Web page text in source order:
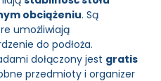
obciążeniu. Są
umożliwiają
do podłoża.
dołączony jest gratis
przedmioty i organizer